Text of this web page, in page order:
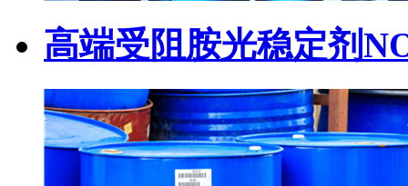
高端受阻胺光稳定剂